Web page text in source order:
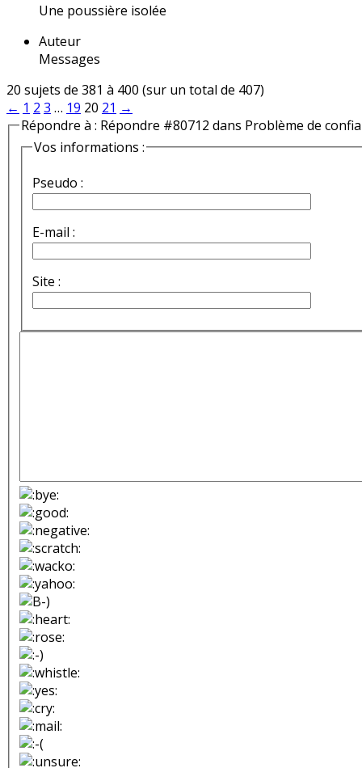
Une poussière isolée
Auteur
Messages
20 sujets de 381 à 400 (sur un total de 407)
← 1 2 3 … 19 20 21 →
Répondre à : Répondre #80712 dans Problème de
Vos informations :
Pseudo :
E-mail :
Site :